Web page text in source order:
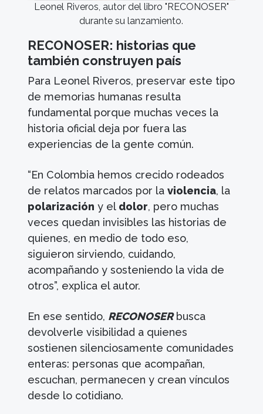
Leonel Riveros, autor del libro "RECONOSER"
durante su lanzamiento.
RECONOSER: historias que
también construyen país
Para Leonel Riveros, preservar este tipo
de memorias humanas resulta
fundamental porque muchas veces la
historia oficial deja por fuera las
experiencias de la gente común.
“En Colombia hemos crecido rodeados
de relatos marcados por laviolencia, la
polarización y el dolor, pero muchas
veces quedan invisibles las historias de
quienes, en medio de todo eso,
siguieron sirviendo, cuidando,
acompañando y sosteniendo la vida de
otros”, explica el autor.
En ese sentido, RECONOSERbusca
devolverle visibilidad a quienes
sostienen silenciosamente comunidades
enteras: personas que acompañan,
escuchan, permanecen y crean vínculos
desde lo cotidiano.